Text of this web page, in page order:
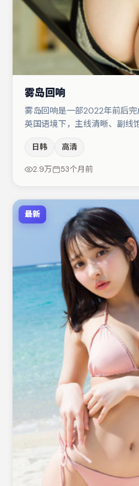
雾岛回响
雾岛回响是一部2022年前后
英国语境下，主线清晰、副线
张子枫在片中承担叙事驱动，
喜剧/悬疑调剂（视场次而定
末一口气追完。
日韩 高清
2.9万 53个月前
最新